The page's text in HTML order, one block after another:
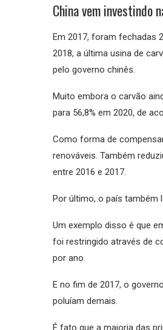
China vem investindo
Em 2017, foram fechadas
2018, a última usina de
pelo governo chinês.
Muito embora o carvão
para 56,8% em 2020, de
Como forma de
renováveis. Também
entre 2016 e 2017.
Por último, o país
Um exemplo disso é que
foi restringido através de
por ano.
E no fim de 2017, o
poluíam demais.
É fato que a maioria das